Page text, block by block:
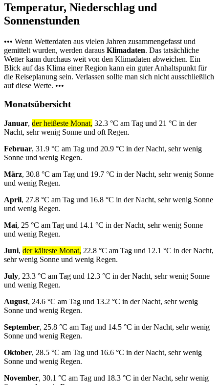
Temperatur, Niederschlag und
Sonnenstunden
••• Wenn Wetterdaten aus vielen Jahren zusammengefasst und
gemittelt wurden, werden daraus Klimadaten. Das tatsächliche
Wetter kann durchaus weit von den Klimadaten abweichen. Ein
Blick auf das Klima einer Region kann ein guter Anhaltspunkt für
die Reiseplanung sein. Verlassen sollte man sich nicht ausschließlich
auf diese Werte. •••
Monatsübersicht
Januar, der heißeste Monat, 32.3 °C am Tag und 21 °C in der
Nacht, sehr wenig Sonne und oft Regen.
Februar, 31.9 °C am Tag und 20.9 °C in der Nacht, sehr wenig
Sonne und wenig Regen.
März, 30.8 °C am Tag und 19.7 °C in der Nacht, sehr wenig Sonne
und wenig Regen.
April, 27.8 °C am Tag und 16.8 °C in der Nacht, sehr wenig Sonne
und wenig Regen.
Mai, 25 °C am Tag und 14.1 °C in der Nacht, sehr wenig Sonne
und wenig Regen.
Juni, der kälteste Monat, 22.8 °C am Tag und 12.1 °C in der Nacht,
sehr wenig Sonne und wenig Regen.
July, 23.3 °C am Tag und 12.3 °C in der Nacht, sehr wenig Sonne
und wenig Regen.
August, 24.6 °C am Tag und 13.2 °C in der Nacht, sehr wenig
Sonne und wenig Regen.
September, 25.8 °C am Tag und 14.5 °C in der Nacht, sehr wenig
Sonne und wenig Regen.
Oktober, 28.5 °C am Tag und 16.6 °C in der Nacht, sehr wenig
Sonne und wenig Regen.
November, 30.1 °C am Tag und 18.3 °C in der Nacht, sehr wenig